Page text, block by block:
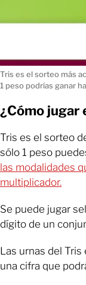
Tris es el sorteo más
1 peso podrías ganar
¿Cómo jugar
Tris es el sorteo
sólo 1 peso
las modalidades
multiplicador.
Se puede jugar
dígito de un
Las urnas del Tris
una cifra que